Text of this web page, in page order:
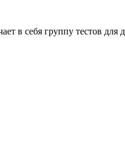
в себя группу тестов для